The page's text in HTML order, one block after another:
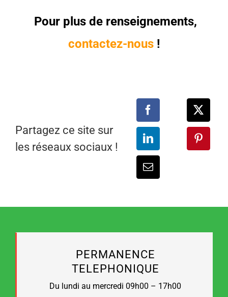
Pour plus de renseignements,
contactez-nous!
Partagez ce site sur
les réseaux sociaux !
PERMANENCE
TELEPHONIQUE
Du lundi au mercredi 09h00 – 17h00